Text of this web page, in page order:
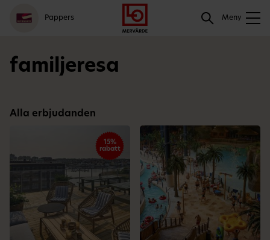
Gå
till
meny
Logga
in
Hoppa
till
innehåll
Pappers Meny
Sök
familjeresa
Alla erbjudanden
15%
rabatt